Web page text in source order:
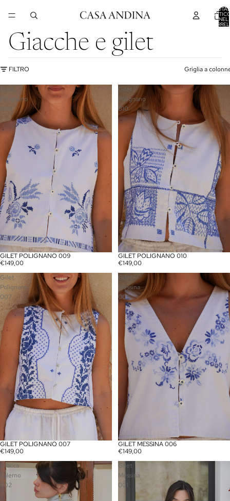
NEL
Giacche e gilet
FILTRO Griglia a
Gilet
Polignano
009
GILET POLIGNANO 009
€149,00
Gilet
Polignano
010
GILET POLIGNANO 010
€149,00
Gilet
Polignano
007
GILET POLIGNANO 007
€149,00
Gilet
Messina
006
GILET MESSINA 006
€149,00
Giacca
Salerno
002
Gilet
Messina
001